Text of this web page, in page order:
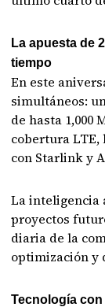
La apuesta de
tiempo
En este
simultáneos:
de hasta 1,000
cobertura LTE,
con Starlink y
La inteligencia
proyectos
diaria de la
optimización y
Tecnología